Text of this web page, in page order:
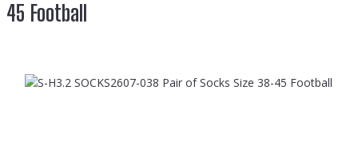
45 Football
Afbeeldingengalerij overslaan